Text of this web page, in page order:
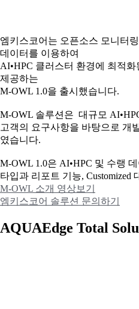
엠키스코어는 오픈소스 모니터
데이터를 이용하여
AI•HPC 클러스터 환경에 최적
제공하는
M-OWL 1.0을 출시했습니다.
M-OWL 솔루션은 대규모
고객의 요구사항을 바탕으로 개
였습니다.
M-OWL 1.0은 AI•HPC 및 수랭
타입과 리포트 기능, Customized
M-OWL 소개 영상보기
엠키스코어 솔루션 문의하기
AQUAEdge Total